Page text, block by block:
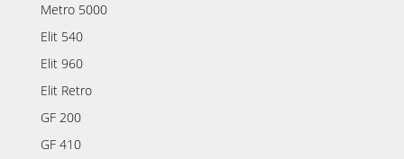
Metro 5000
Elit 540
Elit 960
Elit Retro
GF 200
GF 410